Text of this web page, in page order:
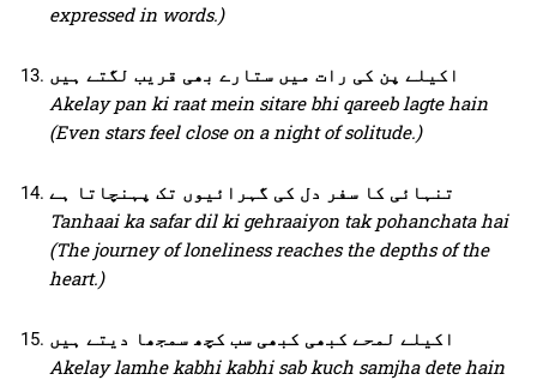
expressed in words.)
اکیلے پن کی رات میں ستارے بھی قریب لگتے ہیں
Akelay pan ki raat mein sitare bhi qareeb lagte hain
(Even stars feel close on a night of solitude.)
تنہائی کا سفر دل کی گہرائیوں تک پہنچاتا ہے
Tanhaai ka safar dil ki gehraaiyon tak pohanchata hai
(The journey of loneliness reaches the depths of the
heart.)
اکیلے لمحے کبھی کبھی سب کچھ سمجھا دیتے ہیں
Akelay lamhe kabhi kabhi sab kuch samjha dete hain